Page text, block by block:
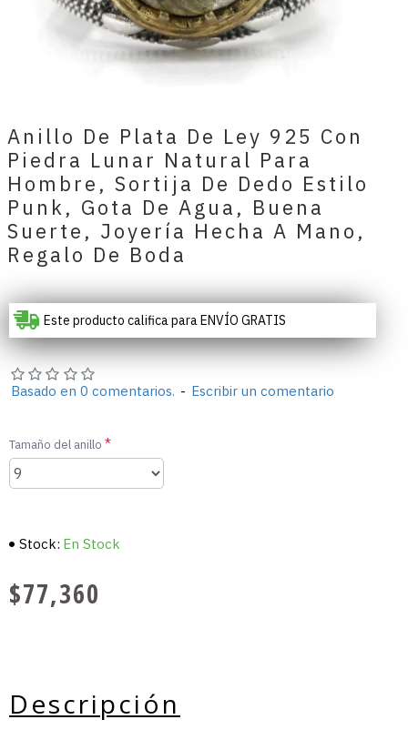
Anillo De Plata De Ley 925 Con
Piedra Lunar Natural Para
Hombre, Sortija De Dedo Estilo
Punk, Gota De Agua, Buena
Suerte, Joyería Hecha A Mano,
Regalo De Boda
Este producto califica para ENVÍO GRATIS
Basado en 0 comentarios. - Escribir un comentario
$77,360
Stock: En Stock
Tamaño del anillo
Descripción